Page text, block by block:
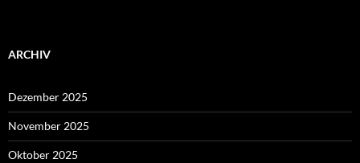
ARCHIV
Dezember 2025
November 2025
Oktober 2025